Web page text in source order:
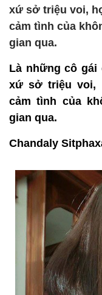
xứ sở triệu voi,
cảm tình của
gian qua.
Là những cô
xứ sở triệu voi,
cảm tình của
gian qua.
Chandaly